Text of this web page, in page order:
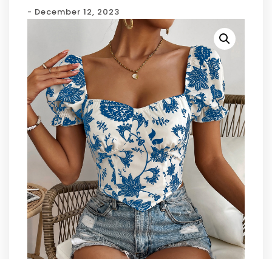
- December 12, 2023